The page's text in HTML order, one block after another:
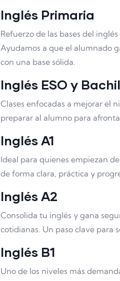
Inglés Primaria
Refuerzo de las bases del
Ayudamos a que el alumnado
con una base sólida.
Inglés ESO y
Clases enfocadas a mejorar el
preparar al alumno para
Inglés A1
Ideal para quienes empiezan
de forma clara, práctica y
Inglés A2
Consolida tu inglés y gana
cotidianas. Un paso clave para
Inglés B1
Uno de los niveles más